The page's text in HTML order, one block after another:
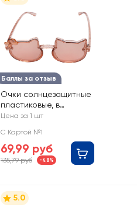
Баллы за отзыв
Очки солнцезащитные
пластиковые, в
ассортименте, Арт.
Цена за 1 шт
С Картой №1
69,99 руб
135,79 руб -48%
5.0